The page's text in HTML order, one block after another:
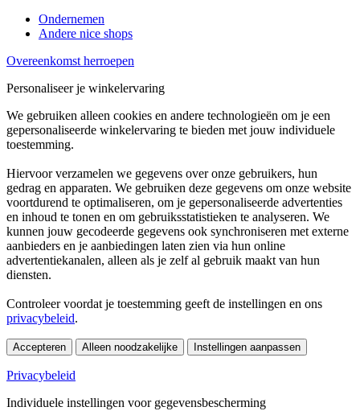
Ondernemen
Andere nice shops
Overeenkomst herroepen
Personaliseer je winkelervaring
We gebruiken alleen cookies en andere technologieën om je een
gepersonaliseerde winkelervaring te bieden met jouw individuele
toestemming.
Hiervoor verzamelen we gegevens over onze gebruikers, hun
gedrag en apparaten. We gebruiken deze gegevens om onze website
voortdurend te optimaliseren, om je gepersonaliseerde advertenties
en inhoud te tonen en om gebruiksstatistieken te analyseren. We
kunnen jouw gecodeerde gegevens ook synchroniseren met externe
aanbieders en je aanbiedingen laten zien via hun online
advertentiekanalen, alleen als je zelf al gebruik maakt van hun
diensten.
Controleer voordat je toestemming geeft de instellingen en ons
privacybeleid.
Accepteren Alleen noodzakelijke Instellingen aanpassen
Privacybeleid
Individuele instellingen voor gegevensbescherming